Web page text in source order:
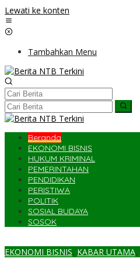
Lewati ke konten
Tambahkan Menu
Beranda
EKONOMI BISNIS
HUKUM KRIMINAL
PEMERINTAHAN
PENDIDIKAN
PERISTIWA
POLITIK
SOSIAL BUDAYA
SOSOK
EKONOMI BISNIS, KABAR UTAMA,